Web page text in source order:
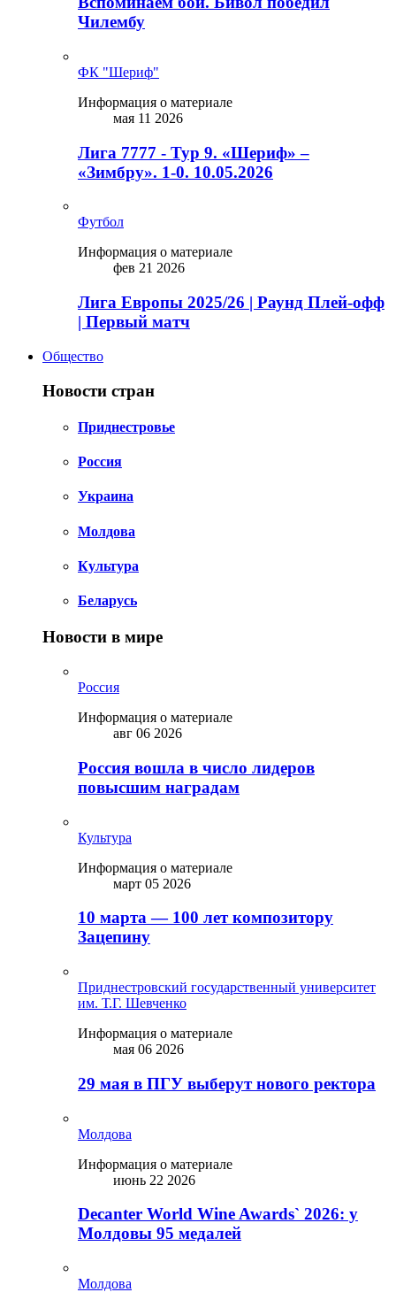
Чилембу
ФК "Шериф"
Информация о материале
мая 11 2026
Лига 7777 - Тур 9. «Шериф» –
«Зимбру». 1-0. 10.05.2026
Футбол
Информация о материале
фев 21 2026
Лига Европы 2025/26 | Раунд Плей-офф
| Первый матч
Общество
Новости стран
Приднестровье
Россия
Украина
Молдова
Культура
Беларусь
Новости в мире
Россия
Информация о материале
авг 06 2026
Россия вошла в число лидеров
повысшим наградам
Культура
Информация о материале
март 05 2026
10 марта — 100 лет композитору
Зацепину
Приднестровский государственный университет
им. Т.Г. Шевченко
Информация о материале
мая 06 2026
29 мая в ПГУ выберут нового ректора
Молдова
Информация о материале
июнь 22 2026
Decanter World Wine Awards` 2026: у
Молдовы 95 медалей
Молдова